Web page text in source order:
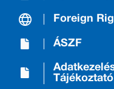
Foreign
ÁSZF
Tájékoztató